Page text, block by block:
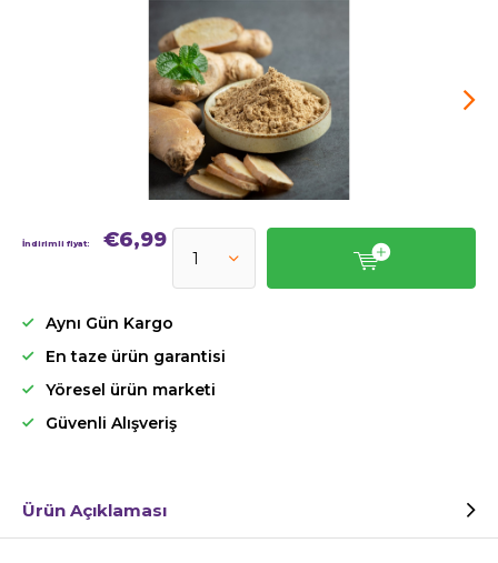
İndirimli fiyat: €6,99
Aynı Gün Kargo
En taze ürün garantisi
Yöresel ürün marketi
Güvenli Alışveriş
Ürün Açıklaması